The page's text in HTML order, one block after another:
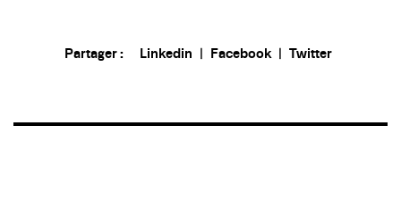
Partager : Linkedin | Facebook | Twitter